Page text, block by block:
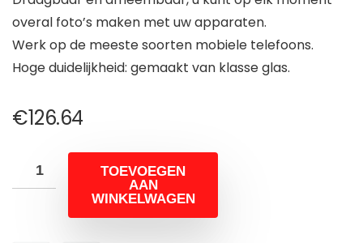
overal foto’s maken met uw apparaten.
Werk op de meeste soorten mobiele telefoons.
Hoge duidelijkheid: gemaakt van klasse glas.
€126.64
TOEVOEGEN
AAN
WINKELWAGEN